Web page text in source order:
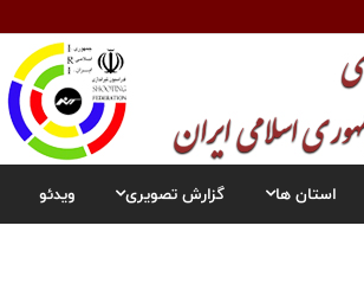
استان ها گزارش تصویری ویدئو